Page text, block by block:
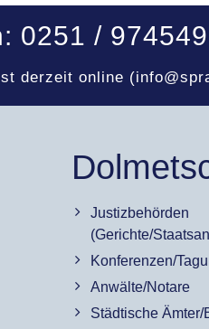
0251 /
derzeit online
Justizbehörden
(Gerichte/
Konferenzen/
Anwälte/Notare
Städtische Ämter/